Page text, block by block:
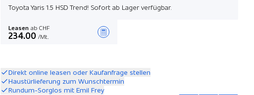
Toyota Yaris 1.5 HSD Trend! Sofort ab Lager verfügbar.
Leasen ab CHF
234.00 /Mt.
Direkt online leasen oder Kaufanfrage stellen
Haustürlieferung zum Wunschtermin
Rundum-Sorglos mit Emil Frey